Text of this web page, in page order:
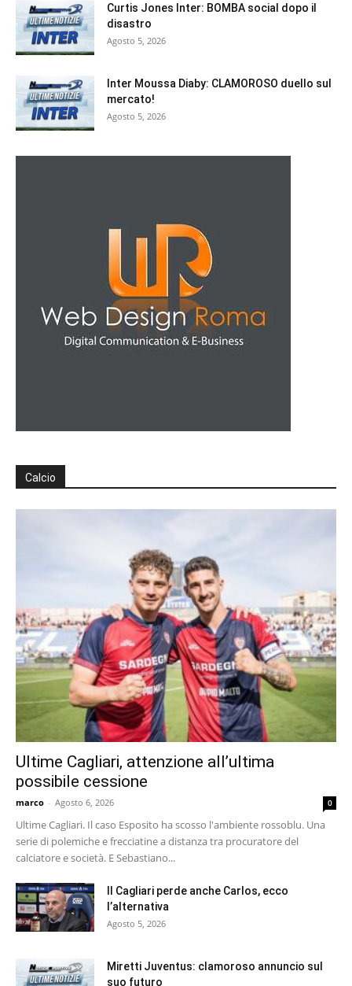
Curtis Jones Inter: BOMBA social dopo il
disastro
Agosto 5, 2026
Inter Moussa Diaby: CLAMOROSO duello sul
mercato!
Agosto 5, 2026
Calcio
Ultime Cagliari, attenzione all’ultima
possibile cessione
marco - Agosto 6, 2026 0
Ultime Cagliari. Il caso Esposito ha scosso l'ambiente rossoblu. Una
serie di polemiche e frecciatine a distanza tra procuratore del
calciatore e società. E Sebastiano...
Il Cagliari perde anche Carlos, ecco
l’alternativa
Agosto 5, 2026
Miretti Juventus: clamoroso annuncio sul
suo futuro